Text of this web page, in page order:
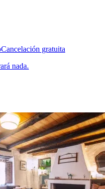
Cancelación gratuita
nada.